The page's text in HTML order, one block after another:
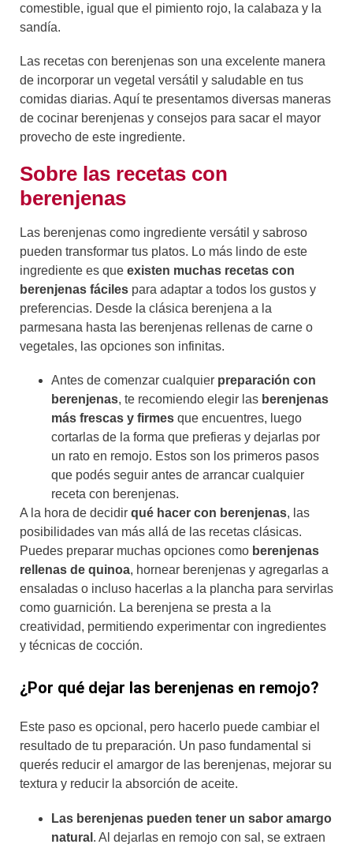
comestible, igual que el pimiento rojo, la calabaza y la
sandía.
Las recetas con berenjenas son una excelente manera
de incorporar un vegetal versátil y saludable en tus
comidas diarias. Aquí te presentamos diversas maneras
de cocinar berenjenas y consejos para sacar el mayor
provecho de este ingrediente.
Sobre las recetas con
berenjenas
Las berenjenas como ingrediente versátil y sabroso
pueden transformar tus platos. Lo más lindo de este
ingrediente es que existen muchas recetas con
berenjenas fáciles para adaptar a todos los gustos y
preferencias. Desde la clásica berenjena a la
parmesana hasta las berenjenas rellenas de carne o
vegetales, las opciones son infinitas.
Antes de comenzar cualquier preparación con
berenjenas, te recomiendo elegir las berenjenas
más frescas y firmes que encuentres, luego
cortarlas de la forma que prefieras y dejarlas por
un rato en remojo. Estos son los primeros pasos
que podés seguir antes de arrancar cualquier
receta con berenjenas.
A la hora de decidir qué hacer con berenjenas, las
posibilidades van más allá de las recetas clásicas.
Puedes preparar muchas opciones como berenjenas
rellenas de quinoa, hornear berenjenas y agregarlas a
ensaladas o incluso hacerlas a la plancha para servirlas
como guarnición. La berenjena se presta a la
creatividad, permitiendo experimentar con ingredientes
y técnicas de cocción.
¿Por qué dejar las berenjenas en remojo?
Este paso es opcional, pero hacerlo puede cambiar el
resultado de tu preparación. Un paso fundamental si
querés reducir el amargor de las berenjenas, mejorar su
textura y reducir la absorción de aceite.
Las berenjenas pueden tener un sabor amargo
natural . Al dejarlas en remojo con sal, se extraen